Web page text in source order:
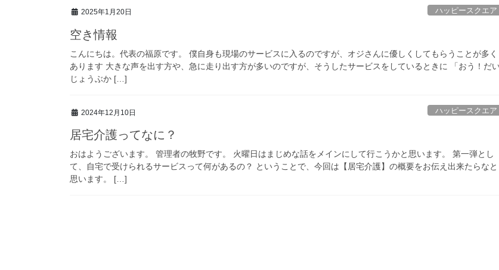
2025年1月20日 ハッピースクエア
空き情報
こんにちは。代表の福原です。 僕自身も現場のサービスに入るのですが、オジさんに優しくしてもらうことが多く
あります 大きな声を出す方や、急に走り出す方が多いのですが、そうしたサービスをしているときに 「おう！だ
じょうぶか […]
2024年12月10日 ハッピースクエア
居宅介護ってなに？
おはようございます。 管理者の牧野です。 火曜日はまじめな話をメインにして行こうかと思います。 第一弾とし
て、自宅で受けられるサービスって何があるの？ ということで、今回は【居宅介護】の概要をお伝え出来たらなと
思います。 […]